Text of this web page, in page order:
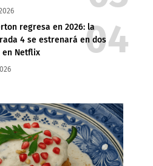
regresa en 2026: la
4 se estrenará en dos
en Netflix